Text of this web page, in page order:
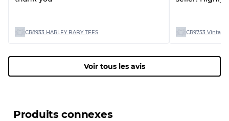
CR8933 HARLEY BABY TEES CR9753
Voir tous les avis
Produits connexes